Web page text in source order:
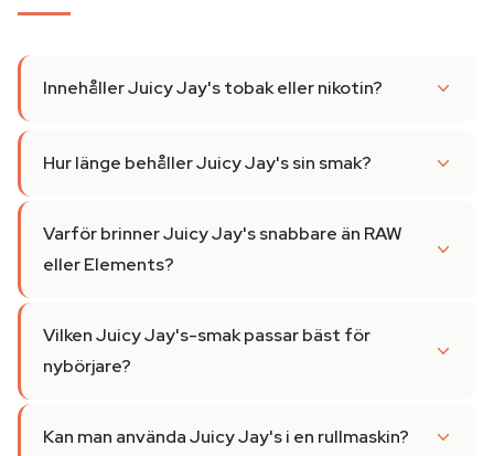
Innehåller Juicy Jay's tobak eller nikotin?
Hur länge behåller Juicy Jay's sin smak?
Varför brinner Juicy Jay's snabbare än RAW
eller Elements?
Vilken Juicy Jay's-smak passar bäst för
nybörjare?
Kan man använda Juicy Jay's i en rullmaskin?